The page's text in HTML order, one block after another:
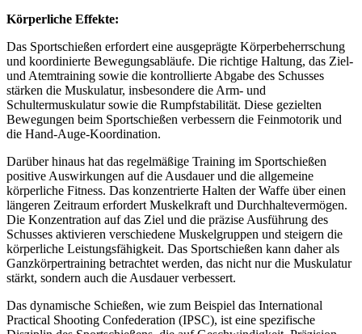
Körperliche Effekte:
Das Sportschießen erfordert eine ausgeprägte Körperbeherrschung
und koordinierte Bewegungsabläufe. Die richtige Haltung, das Ziel-
und Atemtraining sowie die kontrollierte Abgabe des Schusses
stärken die Muskulatur, insbesondere die Arm- und
Schultermuskulatur sowie die Rumpfstabilität. Diese gezielten
Bewegungen beim Sportschießen verbessern die Feinmotorik und
die Hand-Auge-Koordination.
Darüber hinaus hat das regelmäßige Training im Sportschießen
positive Auswirkungen auf die Ausdauer und die allgemeine
körperliche Fitness. Das konzentrierte Halten der Waffe über einen
längeren Zeitraum erfordert Muskelkraft und Durchhaltevermögen.
Die Konzentration auf das Ziel und die präzise Ausführung des
Schusses aktivieren verschiedene Muskelgruppen und steigern die
körperliche Leistungsfähigkeit. Das Sportschießen kann daher als
Ganzkörpertraining betrachtet werden, das nicht nur die Muskulatur
stärkt, sondern auch die Ausdauer verbessert.
Das dynamische Schießen, wie zum Beispiel das International
Practical Shooting Confederation (IPSC), ist eine spezifische